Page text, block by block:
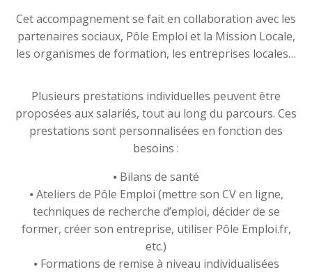
Cet accompagnement se fait en collaboration avec les
partenaires sociaux, Pôle Emploi et la Mission Locale,
les organismes de formation, les entreprises locales…
Plusieurs prestations individuelles peuvent être
proposées aux salariés, tout au long du parcours. Ces
prestations sont personnalisées en fonction des
besoins :
⦁ Bilans de santé
⦁ Ateliers de Pôle Emploi (mettre son CV en ligne,
techniques de recherche d’emploi, décider de se
former, créer son entreprise, utiliser Pôle Emploi.fr,
etc.)
⦁ Formations de remise à niveau individualisées